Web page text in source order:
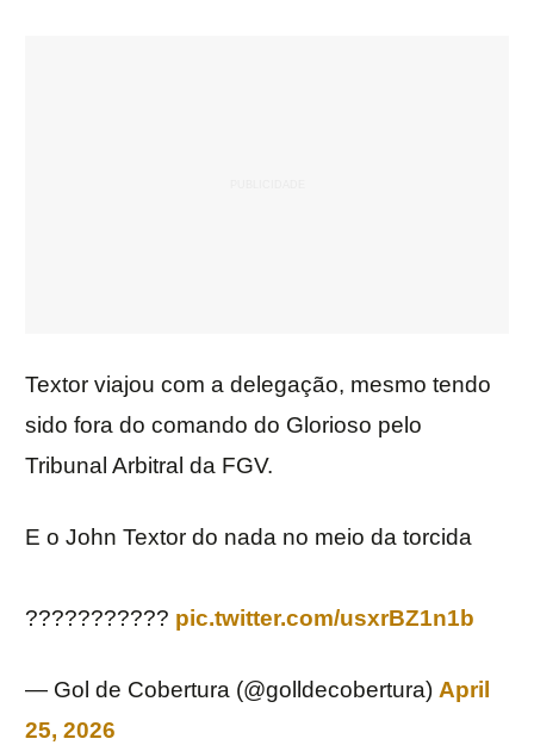
Textor viajou com a delegação, mesmo tendo
sido fora do comando do Glorioso pelo
Tribunal Arbitral da FGV.
E o John Textor do nada no meio da torcida
??????????? pic.twitter.com/usxrBZ1n1b
— Gol de Cobertura (@golldecobertura) April
25, 2026